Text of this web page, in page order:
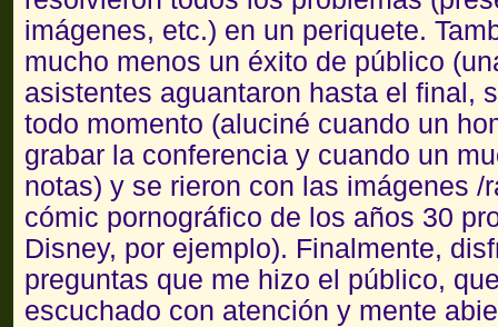
imágenes, etc.) en un periquete.
mucho menos un éxito de público
asistentes aguantaron hasta el final,
todo momento (aluciné cuando un
grabar la conferencia y cuando un
notas) y se rieron con las imágenes
cómic pornográfico de los años 30
Disney, por ejemplo). Finalmente,
preguntas que me hizo el público,
escuchado con atención y mente